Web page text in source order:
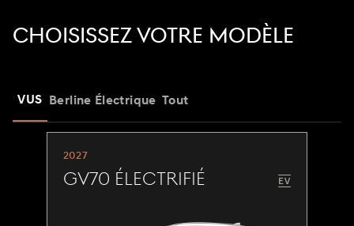
CHOISISSEZ VOTRE MODÈLE
VUS Berline Électrique Tout
2027
GV70 Électrifié